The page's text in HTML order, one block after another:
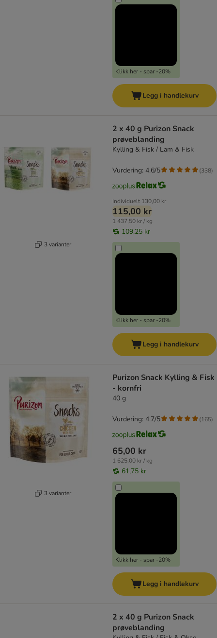
Klikk her - spar -20%
Legg i handlekurv
3 varianter
2 x 40 g Purizon Snack
prøveblanding
Kylling & Fisk / Lam & Fisk
Individuelt 130,00 kr
115,00 kr
1 437,50 kr / kg
109,25 kr
Klikk her - spar -20%
Vurdering: 4.6/5 (338)
Legg i handlekurv
3 varianter
Purizon Snack Kylling & Fisk
- kornfri
40 g
65,00 kr
1 625,00 kr / kg
61,75 kr
Klikk her - spar -20%
Vurdering: 4.7/5 (165)
Legg i handlekurv
2 x 40 g Purizon Snack
prøveblanding